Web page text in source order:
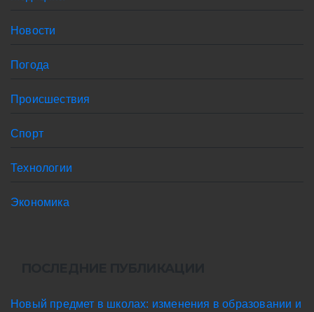
Новости
Погода
Происшествия
Спорт
Технологии
Экономика
Новый предмет в школах: изменения в образовании и